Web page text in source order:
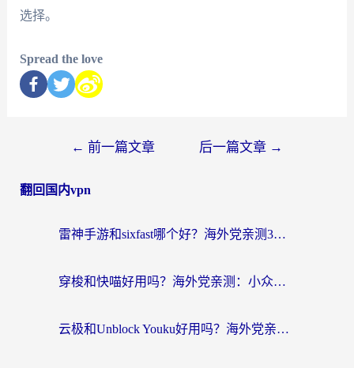
选择。
Spread the love
← 前一篇文章 后一篇文章 →
翻回国内vpn
雷神手游和sixfast哪个好？海外党亲测3款回国加速器，教你选对不踩坑
穿梭和快喵好用吗？海外党亲测：小众加速器对比+番茄加速器深度体验
云极和Unblock Youku好用吗？海外党亲测+2026回国加速器避坑指南